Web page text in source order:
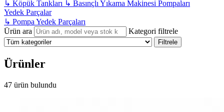
↳ Köpük Tankları ↳ Basınçlı Yıkama Makinesi Pompaları
Yedek Parçalar
↳ Pompa Yedek Parçaları
Ürün ara
Kategori filtrele
Filtrele
Ürünler
47 ürün bulundu